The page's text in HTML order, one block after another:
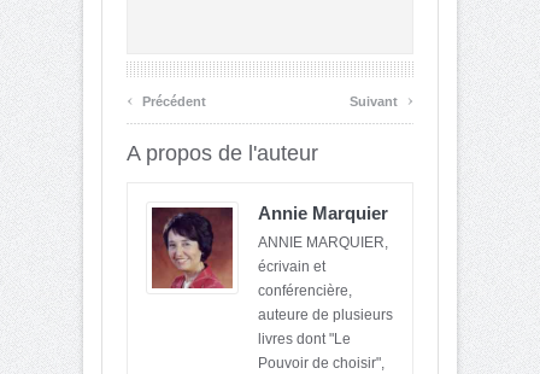
‹ Précédent Suivant ›
A propos de l'auteur
Annie Marquier
ANNIE MARQUIER,
écrivain et
conférencière,
auteure de plusieurs
livres dont "Le
Pouvoir de choisir",